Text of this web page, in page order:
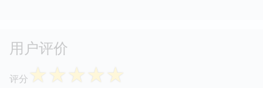
用户评价
评分 ☆☆☆☆☆